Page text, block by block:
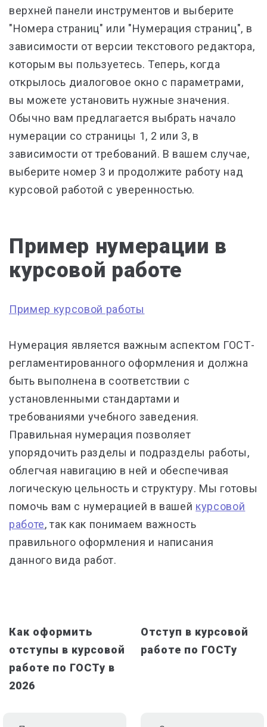
верхней панели инструментов и выберите
"Номера страниц" или "Нумерация страниц", в
зависимости от версии текстового редактора,
которым вы пользуетесь. Теперь, когда
открылось диалоговое окно с параметрами,
вы можете установить нужные значения.
Обычно вам предлагается выбрать начало
нумерации со страницы 1, 2 или 3, в
зависимости от требований. В вашем случае,
выберите номер 3 и продолжите работу над
курсовой работой с уверенностью.
Пример нумерации в
курсовой работе
Пример курсовой работы
Нумерация является важным аспектом ГОСТ-
регламентированного оформления и должна
быть выполнена в соответствии с
установленными стандартами и
требованиями учебного заведения.
Правильная нумерация позволяет
упорядочить разделы и подразделы работы,
облегчая навигацию в ней и обеспечивая
логическую цельность и структуру. Мы готовы
помочь вам с нумерацией в вашей курсовой
работе, так как понимаем важность
правильного оформления и написания
данного вида работ.
Как оформить
отступы в курсовой
работе по ГОСТу в
2026
Отступ в курсовой
работе по ГОСТу